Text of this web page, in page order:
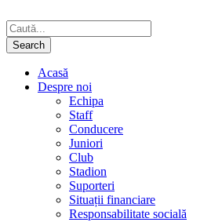
Acasă
Despre noi
Echipa
Staff
Conducere
Juniori
Club
Stadion
Suporteri
Situații financiare
Responsabilitate socială